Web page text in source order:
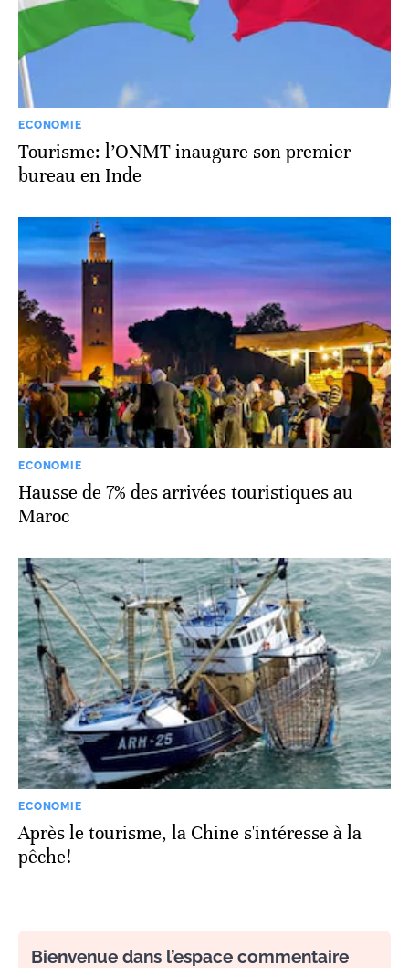
ECONOMIE
Tourisme: l’ONMT inaugure son premier
bureau en Inde
ECONOMIE
Hausse de 7% des arrivées touristiques au
Maroc
ECONOMIE
Après le tourisme, la Chine s'intéresse à la
pêche!
Bienvenue dans l’espace commentaire